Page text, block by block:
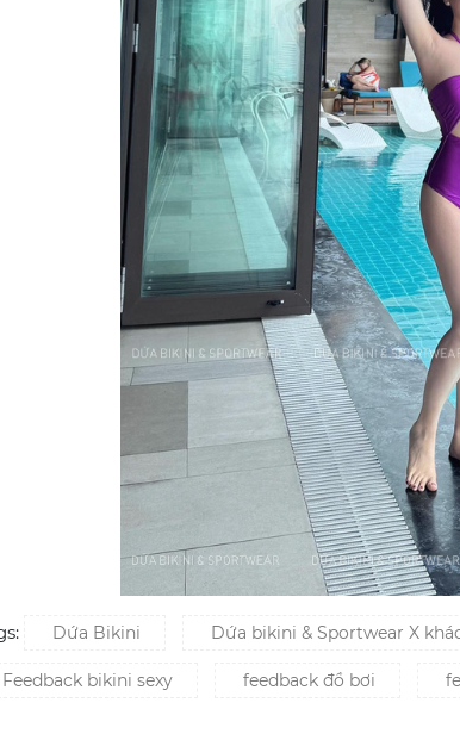
Dứa Bikini Dứa bikini & Sportwear X
Feedback bikini sexy feedback đồ bơi